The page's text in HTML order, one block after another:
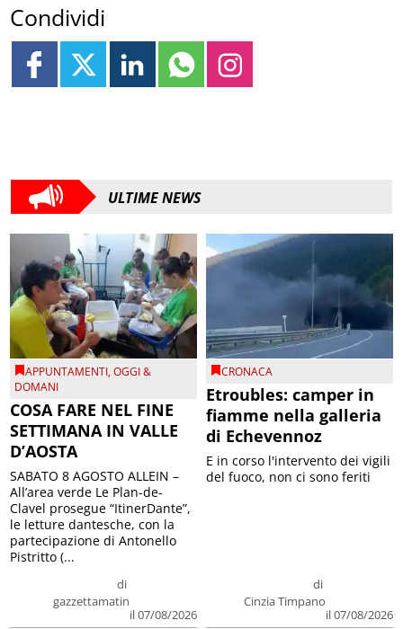
Condividi
ULTIME NEWS
APPUNTAMENTI,OGGI &
DOMANI
COSA FARE NEL FINE
SETTIMANA IN VALLE
D’AOSTA
di
gazzettamatin
il 07/08/2026
SABATO 8 AGOSTO ALLEIN –
All’area verde Le Plan-de-
Clavel prosegue “ItinerDante”,
le letture dantesche, con la
partecipazione di Antonello
Pistritto (...
CRONACA
Etroubles: camper in
fiamme nella galleria
di Echevennoz
di
Cinzia Timpano
il 07/08/2026
E in corso l'intervento dei vigili
del fuoco, non ci sono feriti